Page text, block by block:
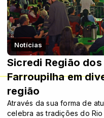
Notícias
Sicredi Região
Farroupilha em
região
Através da sua forma de
celebra as tradições do